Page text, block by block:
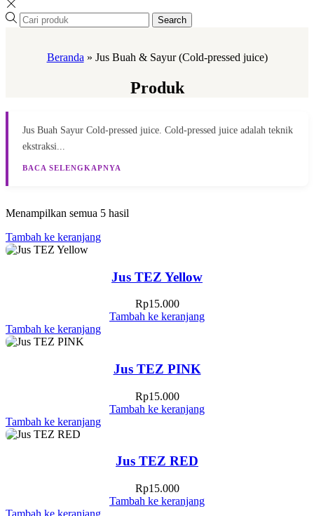
Search
Beranda » Jus Buah & Sayur (Cold-pressed juice)
Produk
Jus Buah Sayur Cold-pressed juice. Cold-pressed juice adalah teknik
ekstraksi...
BACA SELENGKAPNYA
Menampilkan semua 5 hasil
Tambah ke keranjang
Jus TEZ Yellow
Rp15.000
Tambah ke keranjang
Tambah ke keranjang
Jus TEZ PINK
Rp15.000
Tambah ke keranjang
Tambah ke keranjang
Jus TEZ RED
Rp15.000
Tambah ke keranjang